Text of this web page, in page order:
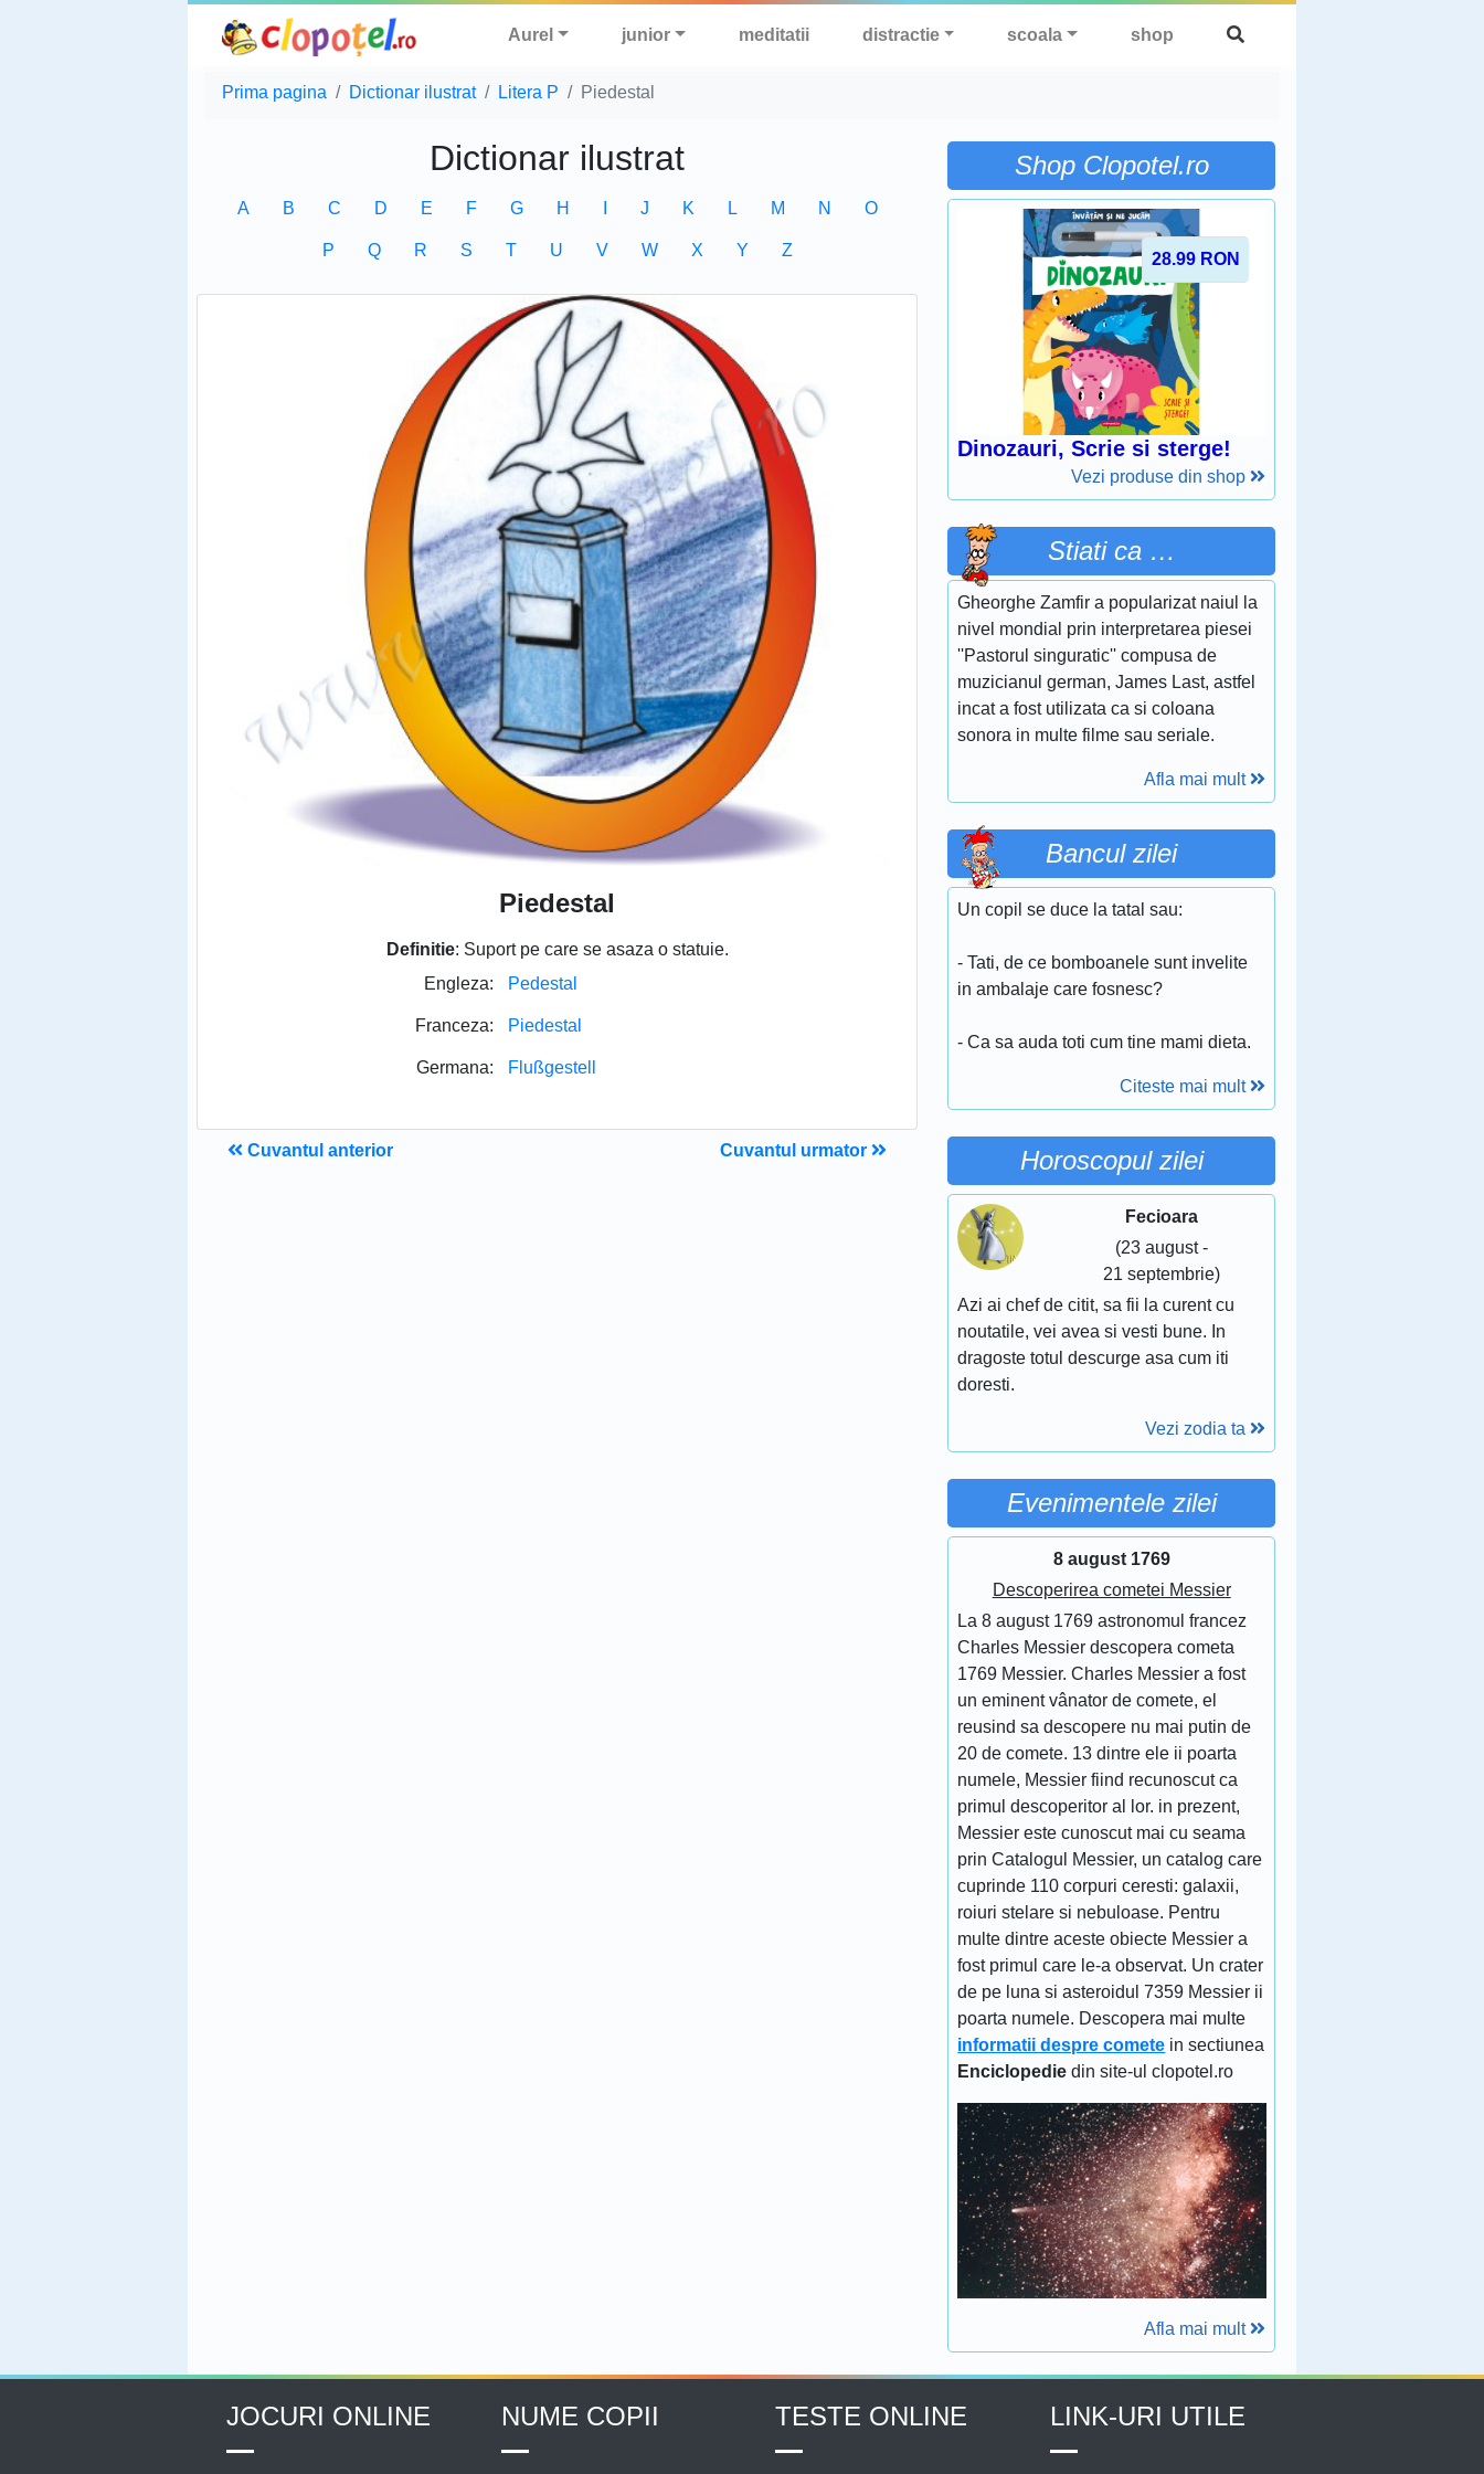
Aurel junior meditatii distractie scoala shop
Prima pagina Dictionar ilustrat Litera P Piedestal
Dictionar ilustrat
A B C D E F G H J K L M N O
P Q R S T U V W X Y Z
Piedestal
Definitie: Suport pe care se asaza o statuie.
Engleza:
Pedestal
Franceza: Piedestal
Germana: Flußgestell
Cuvantul anterior Cuvantul urmator
Shop Clopotel.ro
28.99 RON
Dinozauri, Scrie si sterge!
Vezi produse din shop
Stiati ca …
Gheorghe Zamfir a popularizat naiul la
nivel mondial prin interpretarea piesei
''Pastorul singuratic'' compusa de
muzicianul german, James Last, astfel
incat a fost utilizata ca si coloana
sonora in multe filme sau seriale.
Afla mai mult
Bancul zilei
Un copil se duce la tatal sau:
- Tati, de ce bomboanele sunt invelite
in ambalaje care fosnesc?
- Ca sa auda toti cum tine mami dieta.
Citeste mai mult
Horoscopul zilei
Fecioara
(23 august -
21 septembrie)
Azi ai chef de citit, sa fii la curent cu
noutatile, vei avea si vesti bune. In
dragoste totul descurge asa cum iti
doresti.
Vezi zodia ta
Evenimentele zilei
8 august 1769
Descoperirea cometei Messier
La 8 august 1769 astronomul francez
Charles Messier descopera cometa
1769 Messier. Charles Messier a fost
un eminent vânator de comete, el
reusind sa descopere nu mai putin de
20 de comete. 13 dintre ele ii poarta
numele, Messier fiind recunoscut ca
primul descoperitor al lor. in prezent,
Messier este cunoscut mai cu seama
prin Catalogul Messier, un catalog care
cuprinde 110 corpuri ceresti: galaxii,
roiuri stelare si nebuloase. Pentru
multe dintre aceste obiecte Messier a
fost primul care le-a observat. Un crater
de pe luna si asteroidul 7359 Messier ii
poarta numele. Descopera mai multe
informatii despre comete in sectiunea
Enciclopedie din site-ul clopotel.ro
Afla mai mult
JOCURI ONLINE NUME COPII TESTE ONLINE LINK-URI UTILE